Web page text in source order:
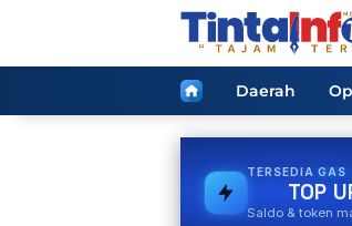
HomeDaerah
TERSEDIA
TOP
Saldo & token